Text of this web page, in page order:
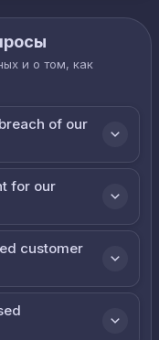
и о том, как
of our
for our
customer